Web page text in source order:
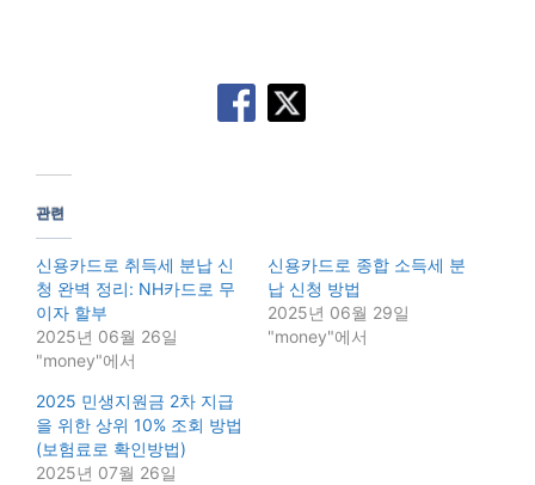
관련
신용카드로 취득세 분납 신
청 완벽 정리: NH카드로 무
이자 할부
2025년 06월 26일
"money"에서
신용카드로 종합 소득세 분
납 신청 방법
2025년 06월 29일
"money"에서
2025 민생지원금 2차 지급
을 위한 상위 10% 조회 방법
(보험료로 확인방법)
2025년 07월 26일